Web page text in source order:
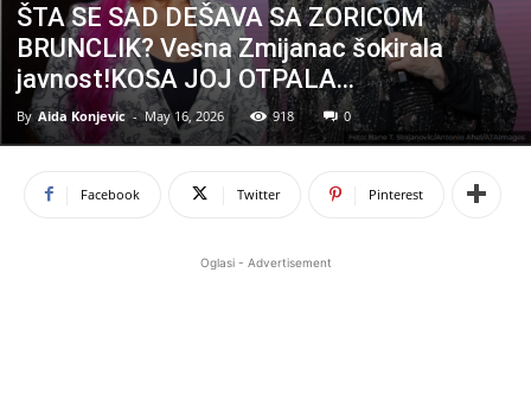
ŠTA SE SAD DEŠAVA SA ZORICOM
BRUNCLIK? Vesna Zmijanac šokirala
javnost!KOSA JOJ OTPALA…
By Aida Konjevic - May 16, 2026 918 0
Facebook Twitter Pinterest
Oglasi - Advertisement